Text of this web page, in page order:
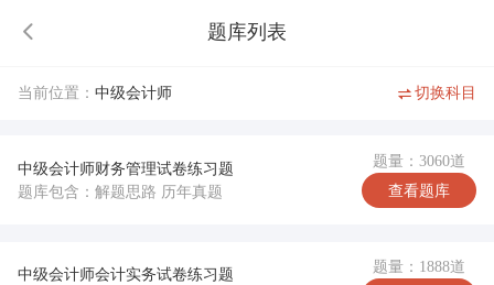
题库列表
当前位置： 中级会计师 切换科目
中级会计师财务管理试卷练习题
题库包含：解题思路 历年真题
题量：3060道
查看题库
中级会计师会计实务试卷练习题
题量：1888道